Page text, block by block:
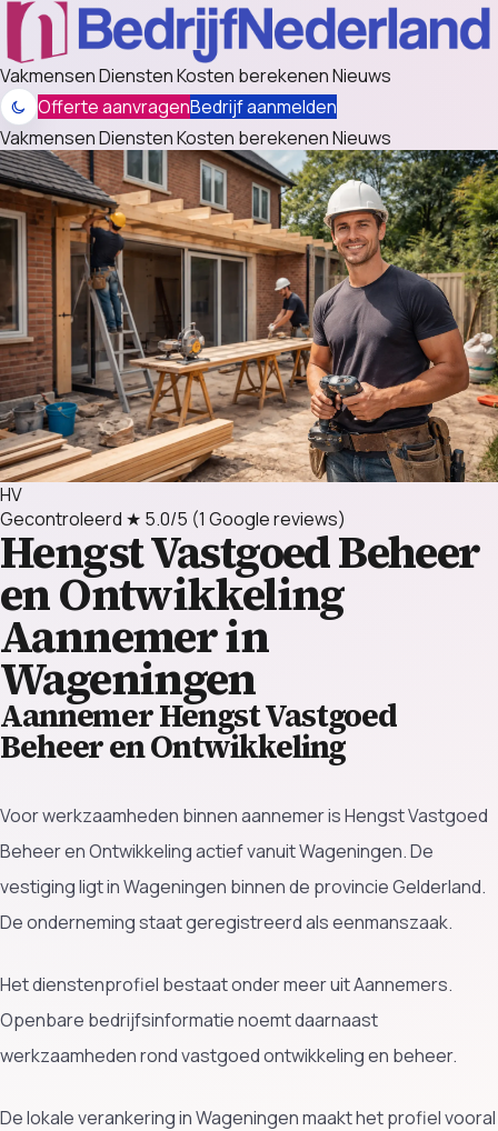
VakmensenDienstenKosten berekenenNieuws
Offerte aanvragenBedrijf aanmelden
VakmensenDienstenKosten berekenenNieuws
HV
Gecontroleerd ★ 5.0/5 (1 Google reviews)
Hengst Vastgoed Beheer
en Ontwikkeling
Aannemer in
Wageningen
Aannemer Hengst Vastgoed
Beheer en Ontwikkeling
Voor werkzaamheden binnen aannemer is Hengst Vastgoed
Beheer en Ontwikkeling actief vanuit Wageningen. De
vestiging ligt in Wageningen binnen de provincie Gelderland.
De onderneming staat geregistreerd als eenmanszaak.
Het dienstenprofiel bestaat onder meer uit Aannemers.
Openbare bedrijfsinformatie noemt daarnaast
werkzaamheden rond vastgoed ontwikkeling en beheer.
De lokale verankering in Wageningen maakt het profiel vooral